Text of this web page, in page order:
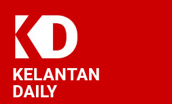
KELANTAN
DAILY